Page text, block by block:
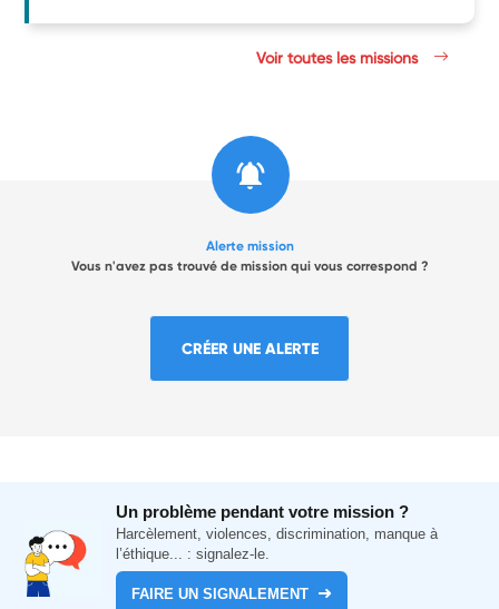
Voir toutes les missions
Alerte mission
Vous n'avez pas trouvé de mission qui vous correspond ?
CRÉER UNE ALERTE
Un problème pendant votre mission ?
Harcèlement, violences, discrimination, manque à
l’éthique... : signalez-le.
FAIRE UN SIGNALEMENT